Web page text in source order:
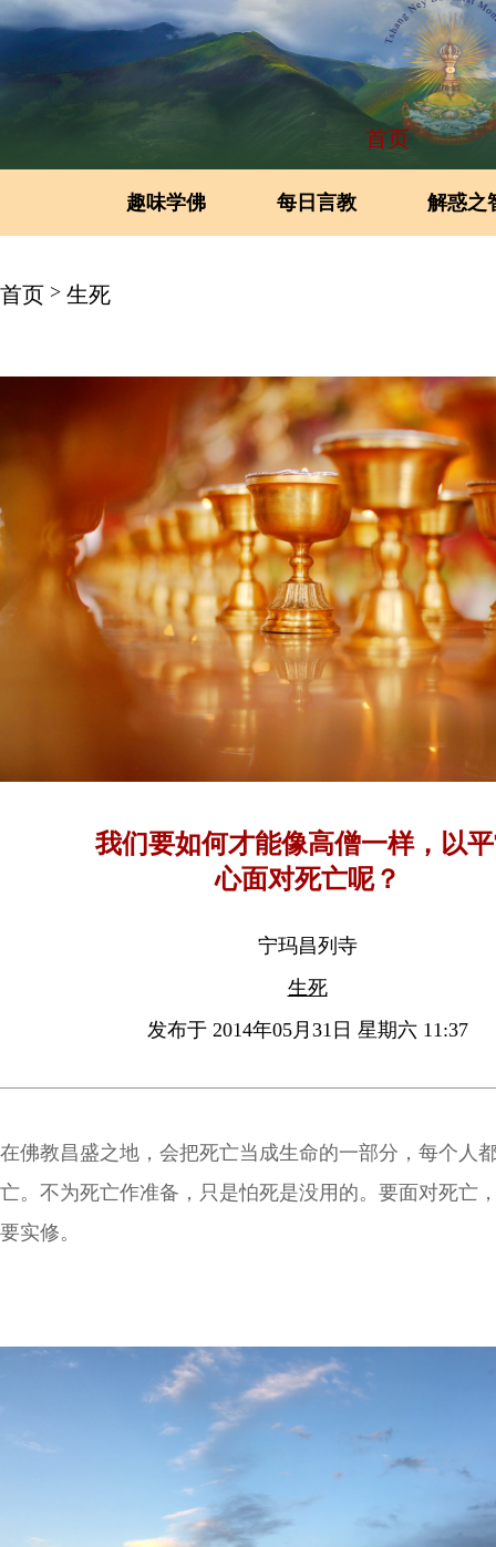
首页
趣味学佛 每日言教 解惑之
首页 > 生死
我们要如何才能像高僧一样，以
心面对死亡呢？
宁玛昌列寺
生死
发布于 2014年05月31日 星期六 11:37
在佛教昌盛之地，会把死亡当成生命的一部分，每个人
亡。不为死亡作准备，只是怕死是没用的。要面对死亡
要实修。